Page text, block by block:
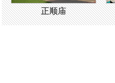
正顺庙